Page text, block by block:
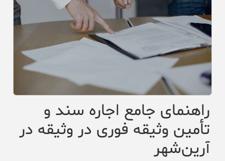
راهنمای جامع اجاره سند و
تأمین وثیقه فوری در وثیقه در
آرین‌شهر